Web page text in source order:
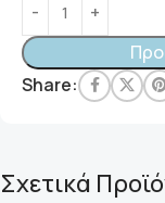
Share:
Σχετικά